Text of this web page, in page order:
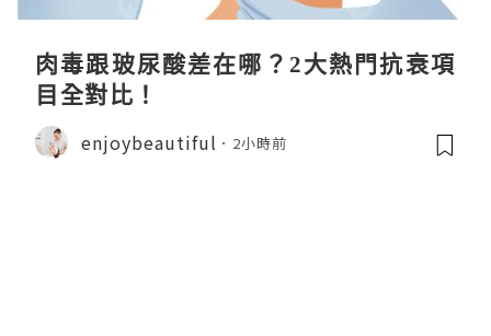
肉毒跟玻尿酸差在哪？2大熱門抗衰項
目全對比！
enjoybeautiful 2小時前